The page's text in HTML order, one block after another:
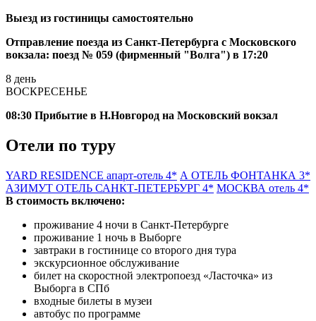
Выезд из гостиницы самостоятельно
Отправление поезда из Санкт-Петербурга с Московского
вокзала: поезд № 059 (фирменный "Волга") в 17:20
8 день
ВОСКРЕСЕНЬЕ
08:30 Прибытие в Н.Новгород на Московский вокзал
Отели по туру
YARD RESIDENCE апарт-отель 4* А ОТЕЛЬ ФОНТАНКА 3*
АЗИМУТ ОТЕЛЬ САНКТ-ПЕТЕРБУРГ 4* МОСКВА отель 4*
В стоимость включено:
проживание 4 ночи в Санкт-Петербурге
проживание 1 ночь в Выборге
завтраки в гостинице со второго дня тура
экскурсионное обслуживание
билет на скоростной электропоезд «Ласточка» из
Выборга в СПб
входные билеты в музеи
автобус по программе